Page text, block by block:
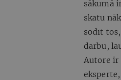
sākumā
skatu
sodīt
darbu,
Autore ir
eksperte,